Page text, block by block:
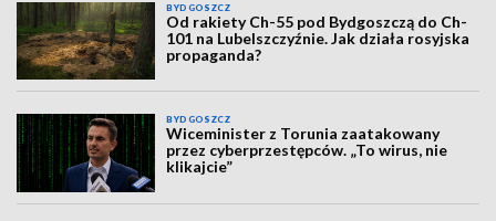
BYDGOSZCZ
Od rakiety Ch-55 pod Bydgoszczą do Ch-
101 na Lubelszczyźnie. Jak działa rosyjska
propaganda?
BYDGOSZCZ
Wiceminister z Torunia zaatakowany
przez cyberprzestępców. „To wirus, nie
klikajcie”